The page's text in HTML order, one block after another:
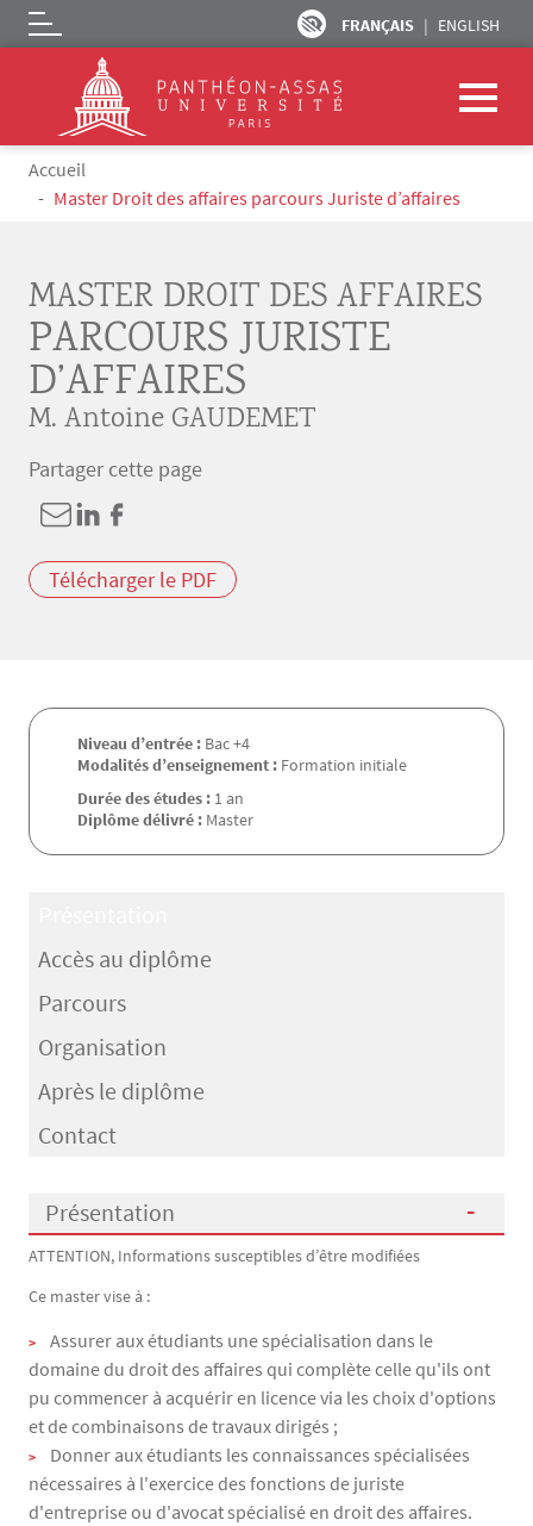
Aller au contenu principal
FRANÇAIS ENGLISH
Logo
Fil d'Ariane
Accueil
Master Droit des affaires parcours Juriste d’affaires
MASTER DROIT DES AFFAIRES
PARCOURS JURISTE
D’AFFAIRES
M. Antoine GAUDEMET
Partager cette page
Télécharger le PDF
Niveau d’entrée : Bac +4
Modalités d’enseignement : Formation initiale
Durée des études : 1 an
Diplôme délivré : Master
Accès au diplôme
Parcours
Organisation
Après le diplôme
Contact
Présentation
Présentation
ATTENTION, Informations susceptibles d’être modifiées
Ce master vise à :
Assurer aux étudiants une spécialisation dans le
domaine du droit des affaires qui complète celle qu'ils ont
pu commencer à acquérir en licence via les choix d'options
et de combinaisons de travaux dirigés ;
Donner aux étudiants les connaissances spécialisées
nécessaires à l'exercice des fonctions de juriste
d'entreprise ou d'avocat spécialisé en droit des affaires.